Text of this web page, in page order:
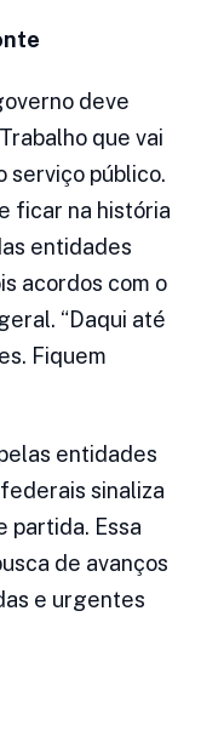
deve
que vai
serviço público.
ficar na história
entidades
acordos com o
“Daqui até
Fiquem
entidades
sinaliza
partida. Essa
de avanços
e urgentes